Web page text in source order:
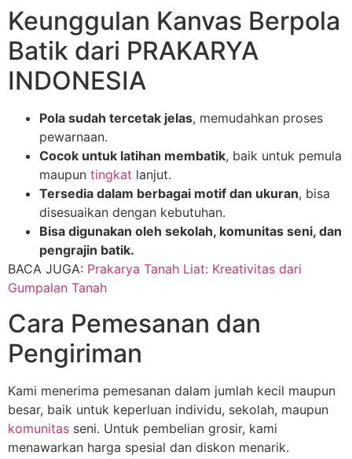
Keunggulan Kanvas Berpola
Batik dari PRAKARYA
INDONESIA
Pola sudah tercetak jelas, memudahkan proses
pewarnaan.
Cocok untuk latihan membatik, baik untuk pemula
maupun tingkat lanjut.
Tersedia dalam berbagai motif dan ukuran, bisa
disesuaikan dengan kebutuhan.
Bisa digunakan oleh sekolah, komunitas seni, dan
pengrajin batik.
BACA JUGA: Prakarya Tanah Liat: Kreativitas dari
Gumpalan Tanah
Cara Pemesanan dan
Pengiriman
Kami menerima pemesanan dalam jumlah kecil maupun
besar, baik untuk keperluan individu, sekolah, maupun
komunitas seni. Untuk pembelian grosir, kami
menawarkan harga spesial dan diskon menarik.